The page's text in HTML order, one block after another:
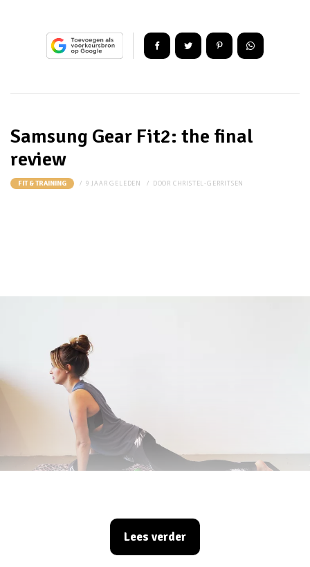
Samsung Gear Fit2: the final
review
FIT & TRAINING 9 JAAR GELEDEN DOOR CHRISTEL-GERRITSEN
Lees verder